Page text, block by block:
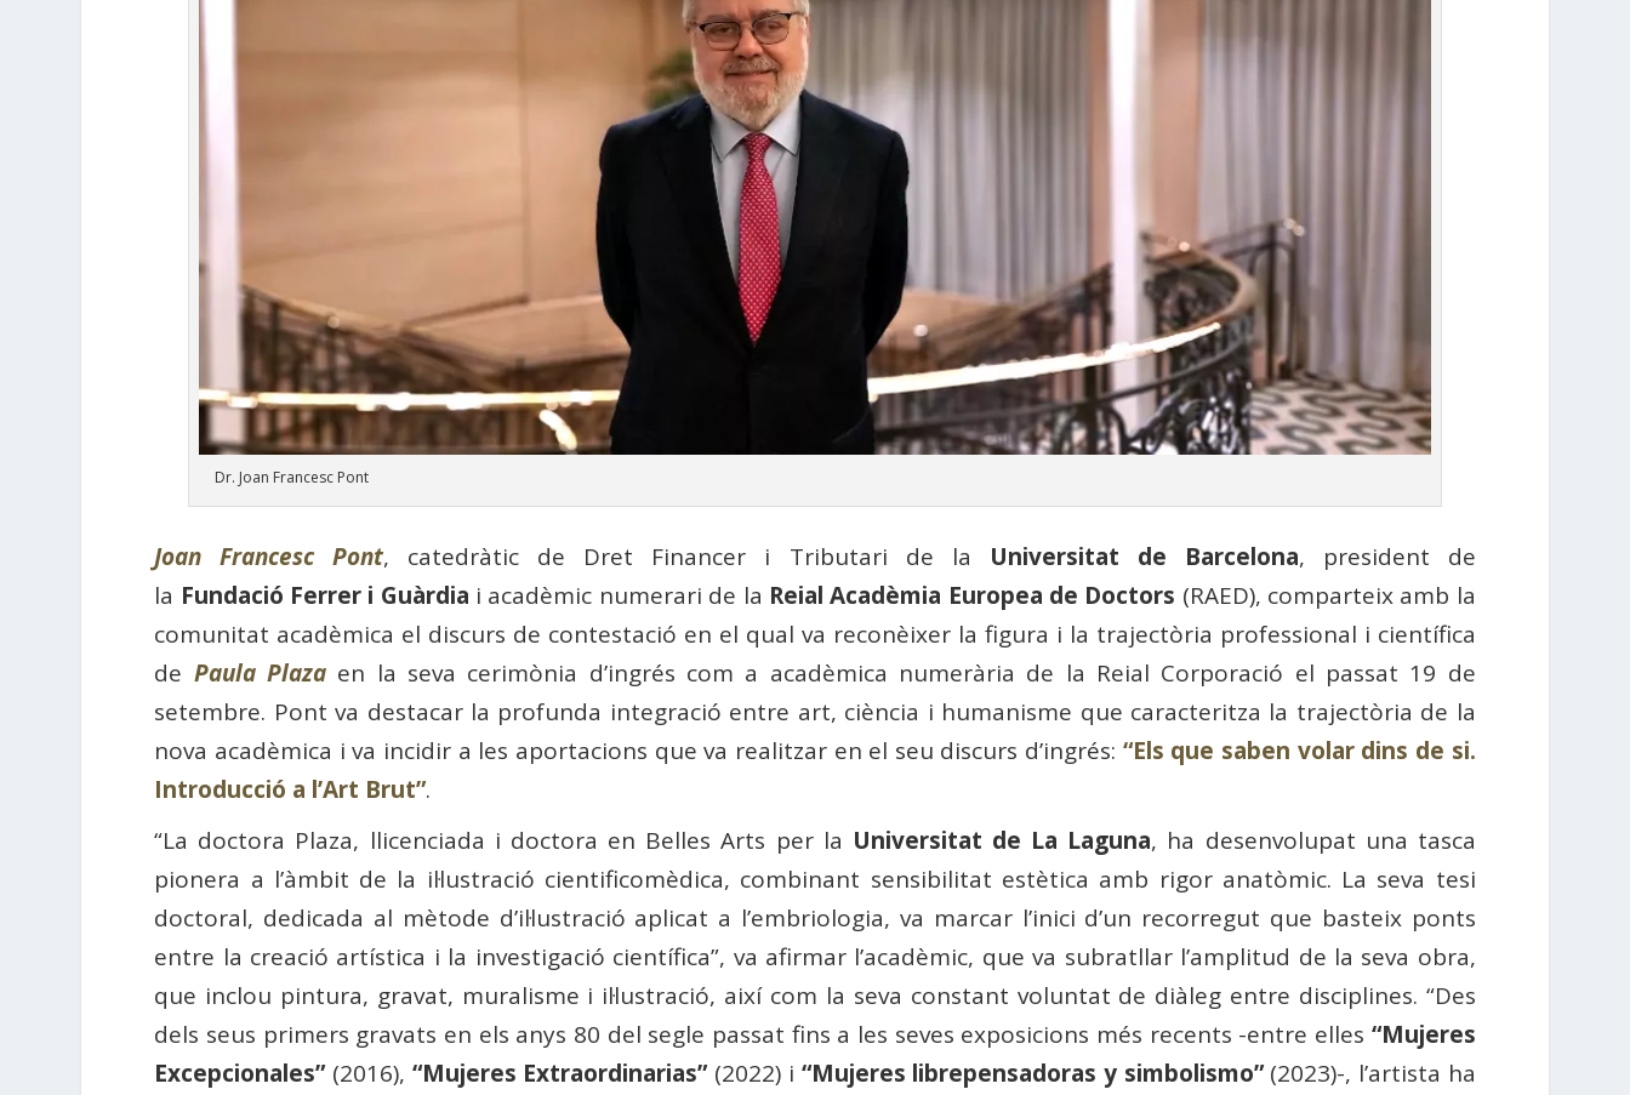
Dr. Joan Francesc Pont
Joan Francesc Pont, catedràtic de Dret Financer i Tributari de la Universitat de Barcelona, president de
la Fundació Ferrer i Guàrdia i acadèmic numerari de la Reial Acadèmia Europea de Doctors (RAED), comparteix amb la
comunitat acadèmica el discurs de contestació en el qual va reconèixer la figura i la trajectòria professional i científica
de Paula Plazaen la seva cerimònia d’ingrés com a acadèmica numerària de la Reial Corporació el passat 19 de
setembre. Pont va destacar la profunda integració entre art, ciència i humanisme que caracteritza la trajectòria de la
nova acadèmica i va incidir a les aportacions que va realitzar en el seu discurs d’ingrés: “Els que saben volar dins de si.
Introducció a l’Art Brut”.
“La doctora Plaza, llicenciada i doctora en Belles Arts per la Universitat de La Laguna, ha desenvolupat una tasca
pionera a l’àmbit de la il·lustració cientificomèdica, combinant sensibilitat estètica amb rigor anatòmic. La seva tesi
doctoral, dedicada al mètode d’il·lustració aplicat a l’embriologia, va marcar l’inici d’un recorregut que basteix ponts
entre la creació artística i la investigació científica”, va afirmar l’acadèmic, que va subratllar l’amplitud de la seva obra,
que inclou pintura, gravat, muralisme i il·lustració, així com la seva constant voluntat de diàleg entre disciplines. “Des
dels seus primers gravats en els anys 80 del segle passat fins a les seves exposicions més recents -entre elles “Mujeres
Excepcionales”(2016), “Mujeres Extraordinarias”(2022) i “Mujeres librepensadoras y simbolismo”(2023)-, l’artista ha